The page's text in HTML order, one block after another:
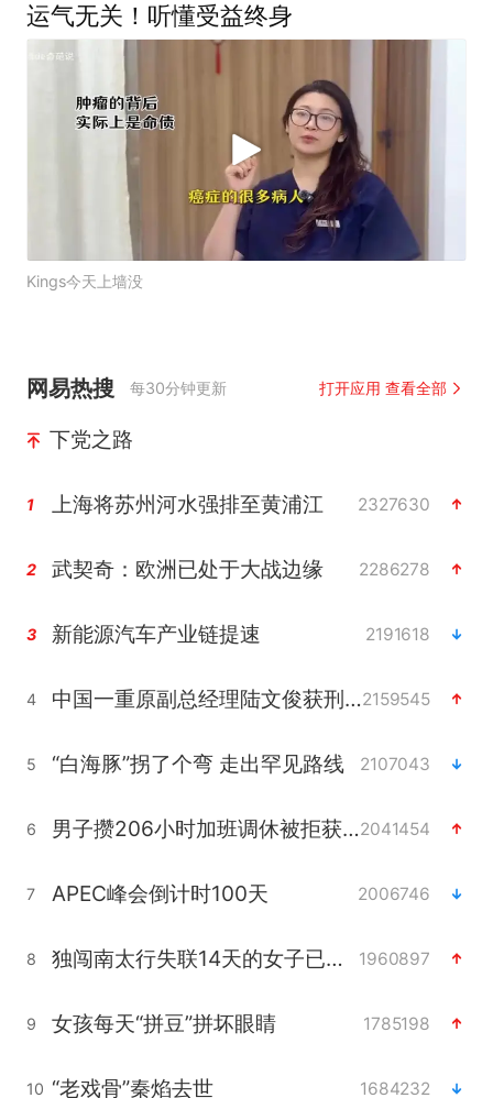
运气无关！听懂受益终身
Kings今天上墙没
网易热搜 每30分钟更新 打开应用 查看全部
下党之路
1 上海将苏州河水强排至黄浦江 2327630
2 武契奇：欧洲已处于大战边缘 2286278
3 新能源汽车产业链提速 2191618
4 中国一重原副总经理陆文俊获刑15年2159545
5 “白海豚”拐了个弯 走出罕见路线 2107043
6 男子攒206小时加班调休被拒获赔1.6万2041454
7 APEC峰会倒计时100天 2006746
8 独闯南太行失联14天的女子已找到 1960897
9 女孩每天“拼豆”拼坏眼睛 1785198
10 “老戏骨”秦焰去世 1684232